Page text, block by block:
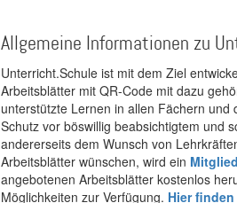
Allgemeine Informationen zu
Unterricht.Schule ist mit dem Ziel
Arbeitsblätter mit QR-Code mit dazu
unterstützte Lernen in allen Fächern
Schutz vor böswillig beabsichtigtem und
andererseits dem Wunsch von
Arbeitsblätter wünschen, wird ein
angebotenen Arbeitsblätter kostenlos
Möglichkeiten zur Verfügung. Hier